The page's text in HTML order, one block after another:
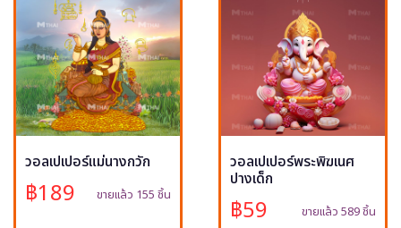
วอลเปเปอร์แม่นางกวัก
฿189 ขายแล้ว 155 ชิ้น
วอลเปเปอร์พระพิฆเนศ
ปางเด็ก
฿59 ขายแล้ว 589 ชิ้น